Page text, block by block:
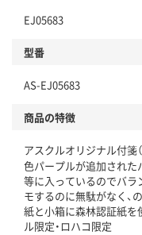
仕組
この商品の環境配慮ポイ
アスクル商品環境スコア
EJ05683
型番
AS-EJ05683
商品の特徴
アスクルオリジナル付箋
色パープルが追加された
等に入っているのでバ
モするのに無駄がなく、
紙と小箱に森林認証紙を
ル限定・ロハコ限定